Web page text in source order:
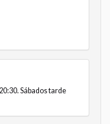
Sábados tarde